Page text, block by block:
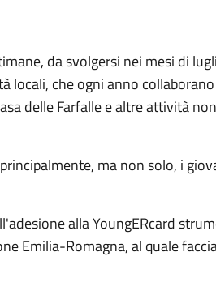
da svolgersi nei mesi di
che ogni anno
delle Farfalle e altre attività
ma non solo, ​i
alla YoungERcard
Emilia-Romagna, al quale